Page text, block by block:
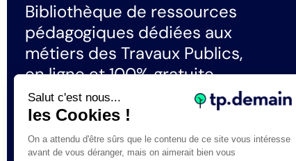
Bibliothèque de ressources
pédagogiques dédiées aux
métiers des Travaux Publics,
en ligne et 100% gratuite.
titre de la catégorie d'actions suivante :
Actions de formation
Salut c'est nous...
les Cookies !
On a attendu d'être sûrs que le contenu de ce site vous intéresse
avant de vous déranger, mais on aimerait bien vous